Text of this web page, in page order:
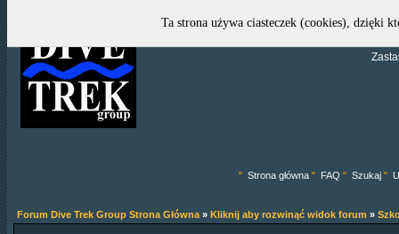
" Strona główna " FAQ " Szukaj "
Forum Dive Trek Group Strona Główna » Kliknij aby rozwinąć widok forum »
Ta strona używa ciasteczek (cookies), dzięki